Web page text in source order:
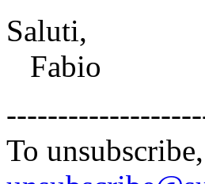
Saluti,
Fabio
To